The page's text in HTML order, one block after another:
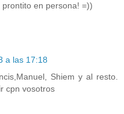
en persona! =))
a las 17:18
Shiem y al resto.
cpn vosotros